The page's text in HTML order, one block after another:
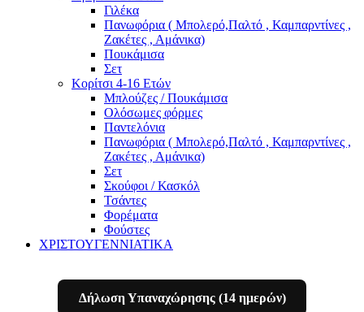
Γιλέκα
Πανωφόρια ( Μπολερό,Παλτό , Καμπαρντίνες ,
Ζακέτες , Αμάνικα)
Πουκάμισα
Σετ
Κορίτσι 4-16 Ετών
Μπλούζες / Πουκάμισα
Ολόσωμες φόρμες
Παντελόνια
Πανωφόρια ( Μπολερό,Παλτό , Καμπαρντίνες ,
Ζακέτες , Αμάνικα)
Σετ
Σκούφοι / Κασκόλ
Τσάντες
Φορέματα
Φούστες
ΧΡΙΣΤΟΥΓΕΝΝΙΑΤΙΚΑ
Δήλωση Υπαναχώρησης (14 ημερών)